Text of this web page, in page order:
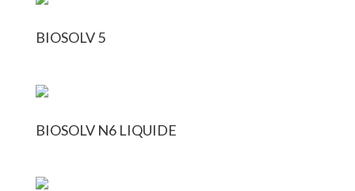
BIOSOLV 5
BIOSOLV N6 LIQUIDE